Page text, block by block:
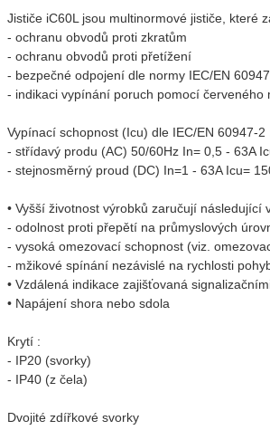
Jističe iC60L jsou multinormové jističe, které
- ochranu obvodů proti zkratům
- ochranu obvodů proti přetížení
- bezpečné odpojení dle normy IEC/EN
- indikaci vypínání poruch pomocí
Vypínací schopnost (Icu) dle IEC/EN 60947-2
- střídavý produ (AC) 50/60Hz In= 0,5 - 63A
- stejnosměrný proud (DC) In=1 - 63A Icu=
• Vyšší životnost výrobků zaručují následující
- odolnost proti přepětí na průmyslových
- vysoká omezovací schopnost (viz.
- mžikové spínání nezávislé na rychlosti
• Vzdálená indikace zajišťovaná
• Napájení shora nebo sdola
Krytí :
- IP20 (svorky)
- IP40 (z čela)
Dvojité zdířkové svorky